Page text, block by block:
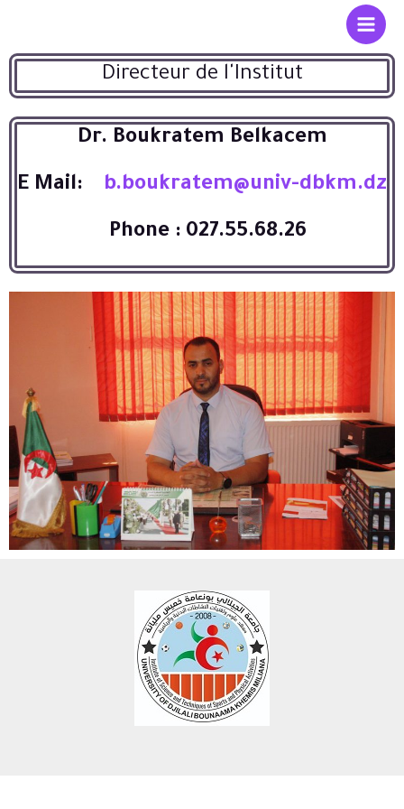
Directeur de l'Institut
Dr. Boukratem Belkacem
E Mail: b.boukratem@univ-dbkm.dz
Phone : 027.55.68.26